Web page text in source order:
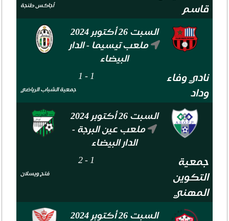
قاسم
أجاكس طنجة
السبت 26 أكتوبر 2024
ملعب تيسيما - الدار
البيضاء
نادي وفاء
وداد
1
-
1
جمعية الشباب الرياضي
السبت 26 أكتوبر 2024
ملعب عين البرجة -
الدار البيضاء
جمعية
التكوين
المهني
1
-
2
فتح ويسلان
السبت 26 أكتوبر 2024